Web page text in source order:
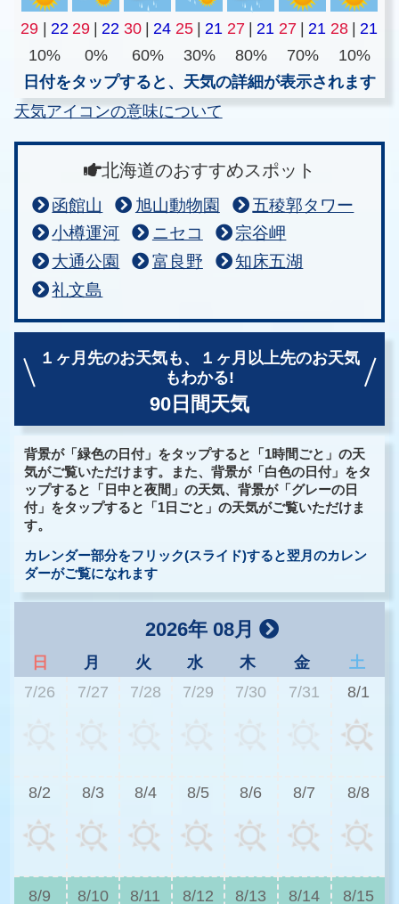
29 | 22 29 | 22 30 | 24 25 | 21 27 | 21 27 | 21 28 | 21
10%
0% 60% 30% 80% 70%
10%
日付をタップすると、天気の詳細が表示されます
天気アイコンの意味について
北海道のおすすめスポット
函館山 旭山動物園
五稜郭タワー
小樽運河
ニセコ
宗谷岬
大通公園
富良野
知床五湖
礼文島
１ヶ月先のお天気も、
１ヶ月以上先のお天気
もわかる!
90日間天気
背景が「緑色の日付」をタップすると「1時間ごと」の天
気がご覧いただけます。また、背景が「白色の日付」をタ
ップすると「日中と夜間」の天気、背景が「グレーの日
付」をタップすると「1日ごと」の天気がご覧いただけま
す。
カレンダー部分をフリック(スライド)すると翌月のカレン
ダーがご覧になれます
2026年 08月
日 月 火 水 木 金
土
7/26
7/27 7/28 7/29 7/30 7/31 8/1
8/2 8/3 8/4 8/5 8/6 8/7 8/8
8/9 8/10 8/11 8/12 8/13 8/14 8/15